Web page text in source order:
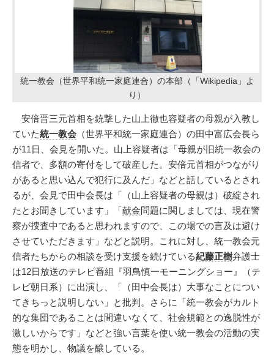
統一教会（世界平和統一家庭連合）の本部（「Wikipedia」よ
り）
安倍晋三元首相を銃撃した山上徹也容疑者の母親が入教し
ていた統一教会 （世界平和統一家庭連合）の田中富広会長ら
が11日、会見を開いた。山上容疑者は「母親が旧統一教会の
信者で、多額の寄付をして破産した。安倍元首相がつながり
があると思い込んで犯行に及んだ」などと話しているとされ
るが、会見で田中会長は「（山上容疑者の母親は）破綻され
たとお聞きしています」「献金問題に関しましては、現在警
察が捜査中であると思われますので、この場での言及は避け
させていただきます」などと説明。これに対し、統一教会元
信者たちからの相談を受け支援を続けている紀藤正樹弁護士
は12日放送のテレビ番組『羽鳥慎一モーニングショー』（テ
レビ朝日系）に出演し、「（田中会長は）大事なことについ
てきちっと説明しない」と批判。さらに「統一教会がカルト
的な集団であることは間違いなくて、社会規範との逸脱性が
激しいからです」などと強い言葉を使い統一教会の活動の実
態を明かし、物議を醸している。